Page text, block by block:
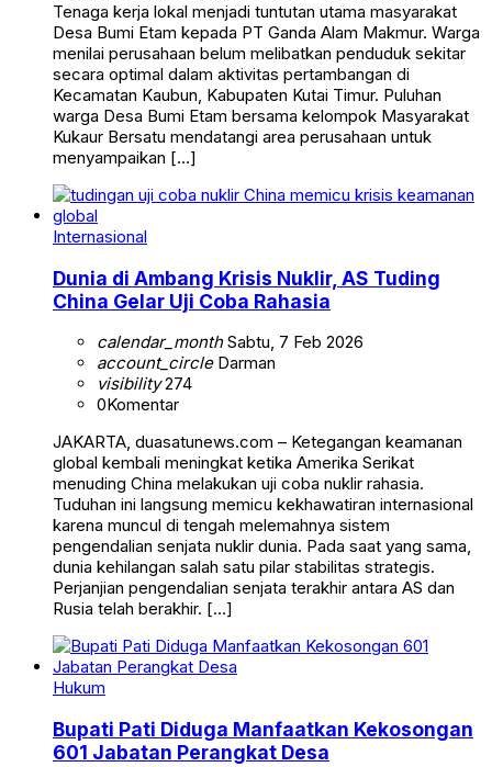
Tenaga kerja lokal menjadi tuntutan utama masyarakat
Desa Bumi Etam kepada PT Ganda Alam Makmur. Warga
menilai perusahaan belum melibatkan penduduk sekitar
secara optimal dalam aktivitas pertambangan di
Kecamatan Kaubun, Kabupaten Kutai Timur. Puluhan
warga Desa Bumi Etam bersama kelompok Masyarakat
Kukaur Bersatu mendatangi area perusahaan untuk
menyampaikan […]
Internasional
Dunia di Ambang Krisis Nuklir, AS Tuding
China Gelar Uji Coba Rahasia
calendar_monthSabtu, 7 Feb 2026
account_circleDarman
visibility274
0Komentar
JAKARTA, duasatunews.com – Ketegangan keamanan
global kembali meningkat ketika Amerika Serikat
menuding China melakukan uji coba nuklir rahasia.
Tuduhan ini langsung memicu kekhawatiran internasional
karena muncul di tengah melemahnya sistem
pengendalian senjata nuklir dunia. Pada saat yang sama,
dunia kehilangan salah satu pilar stabilitas strategis.
Perjanjian pengendalian senjata terakhir antara AS dan
Rusia telah berakhir. […]
Hukum
Bupati Pati Diduga Manfaatkan Kekosongan
601 Jabatan Perangkat Desa